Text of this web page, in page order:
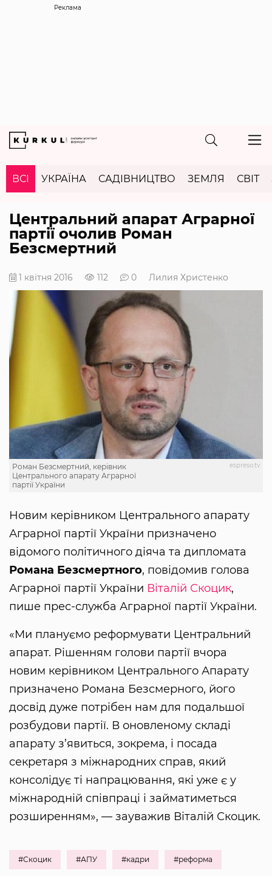
Реклама
ВСІ УКРАЇНА САДІВНИЦТВО ЗЕМЛЯ СВІТ
Центральний апарат Аграрної
партії очолив Роман
Безсмертний
1 квітня 2016 112 0 Лилия Христенко
espreso.tv
Роман Безсмертний, керівник
Центрального апарату Аграрної
партії України
Новим керівником Центрального апарату
Аграрної партії України призначено
відомого політичного діяча та дипломата
Романа Безсмертного, повідомив голова
Аграрної партії України Віталій Скоцик,
пише прес-служба Аграрної партії України.
«Ми плануємо реформувати Центральний
апарат. Рішенням голови партії вчора
новим керівником Центрального Апарату
призначено Романа Безсмерного, його
досвід дуже потрібен нам для подальшої
розбудови партії. В оновленому складі
апарату з’явиться, зокрема, і посада
секретаря з міжнародних справ, який
консолідує ті напрацювання, які уже є у
міжнародній співпраці і займатиметься
розширенням», — зауважив Віталій Скоцик.
#Скоцик #АПУ #кадри #реформа